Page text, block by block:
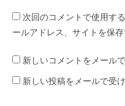
次回のコメントで使用す
ールアドレス、サイトを保存
新しいコメントをメール
新しい投稿をメールで受